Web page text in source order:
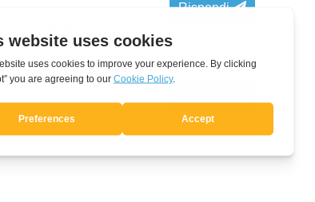
di Città Nuova
Rispondi